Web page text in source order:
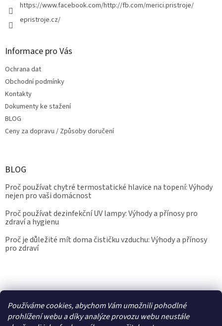
Používáme cookies, abychom Vám umožnili pohodlné
prohlížení webu a díky analýze provozu webu neustále
https://www.facebook.com/http://fb.com/merici.pristroje/
epristroje.cz/
Informace pro Vás
Ochrana dat
Obchodní podmínky
Kontakty
Dokumenty ke stažení
BLOG
Ceny za dopravu / Způsoby doručení
BLOG
Proč používat chytré termostatické hlavice na topení: Výhody
nejen pro vaši domácnost
Proč používat dezinfekční UV lampy: Výhody a přínosy pro
zdraví a hygienu
Proč je důležité mít doma čističku vzduchu: Výhody a přínosy
pro zdraví